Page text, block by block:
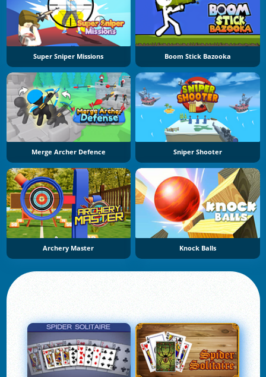
Super Sniper Missions Boom Stick Bazooka
Merge Archer Defence Sniper Shooter
Archery Master Knock Balls